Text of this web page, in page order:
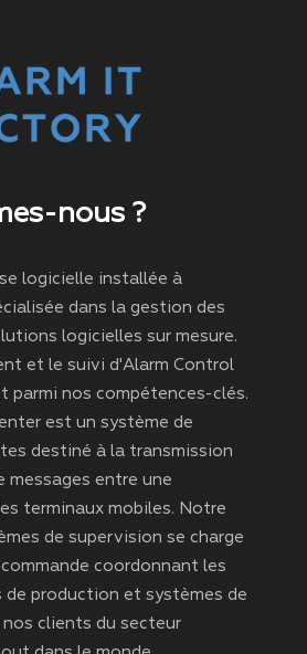
nous ?
logicielle installée à
dans la gestion des
logicielles sur mesure.
et le suivi d'Alarm Control
parmi nos compétences-clés.
est un système de
destiné à la transmission
messages entre une
terminaux mobiles. Notre
de supervision se charge
coordonnant les
de production et systèmes de
clients du secteur